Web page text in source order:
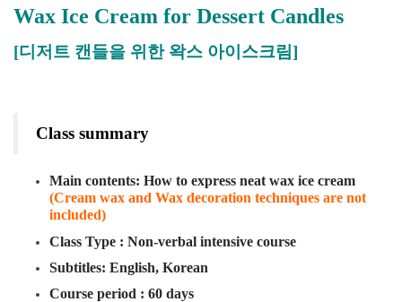
Wax Ice Cream for Dessert Candles
[디저트 캔들을 위한 왁스 아이스크림]
Class summary
Main contents: How to express neat wax ice cream
(Cream wax and Wax decoration techniques are not
included)
Class Type : Non-verbal intensive course
Subtitles: English, Korean
Course period : 60 days